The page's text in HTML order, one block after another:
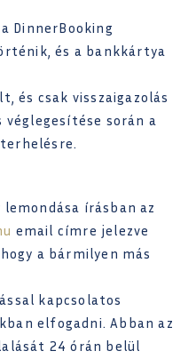
DinnerBooking
és a bankkártya
és csak visszaigazolás
során a
írásban az
email címre jelezve
a bármilyen más
kapcsolatos
elfogadni. Abban az
24 órán belül